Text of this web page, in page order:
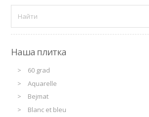
Наша плитка
60 grad
Aquarelle
Bejmat
Blanc et bleu